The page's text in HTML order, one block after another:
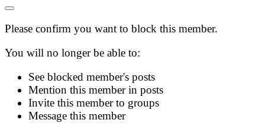
Please confirm you want to block this member.
You will no longer be able to:
See blocked member's posts
Mention this member in posts
Invite this member to groups
Message this member